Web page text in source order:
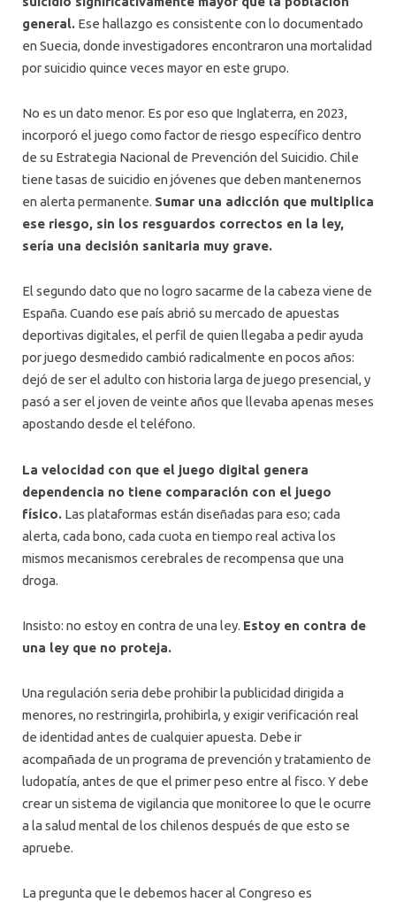
general. Ese hallazgo es consistente con lo documentado
en Suecia, donde investigadores encontraron una mortalidad
por suicidio quince veces mayor en este grupo.
No es un dato menor. Es por eso que Inglaterra, en 2023,
incorporó el juego como factor de riesgo específico dentro
de su Estrategia Nacional de Prevención del Suicidio. Chile
tiene tasas de suicidio en jóvenes que deben mantenernos
en alerta permanente. Sumar una adicción que multiplica
ese riesgo, sin los resguardos correctos en la ley,
sería una decisión sanitaria muy grave.
El segundo dato que no logro sacarme de la cabeza viene de
España. Cuando ese país abrió su mercado de apuestas
deportivas digitales, el perfil de quien llegaba a pedir ayuda
por juego desmedido cambió radicalmente en pocos años:
dejó de ser el adulto con historia larga de juego presencial, y
pasó a ser el joven de veinte años que llevaba apenas meses
apostando desde el teléfono.
La velocidad con que el juego digital genera
dependencia no tiene comparación con el juego
físico. Las plataformas están diseñadas para eso; cada
alerta, cada bono, cada cuota en tiempo real activa los
mismos mecanismos cerebrales de recompensa que una
droga.
Insisto: no estoy en contra de una ley. Estoy en contra de
una ley que no proteja.
Una regulación seria debe prohibir la publicidad dirigida a
menores, no restringirla, prohibirla, y exigir verificación real
de identidad antes de cualquier apuesta. Debe ir
acompañada de un programa de prevención y tratamiento de
ludopatía, antes de que el primer peso entre al fisco. Y debe
crear un sistema de vigilancia que monitoree lo que le ocurre
a la salud mental de los chilenos después de que esto se
apruebe.
La pregunta que le debemos hacer al Congreso es